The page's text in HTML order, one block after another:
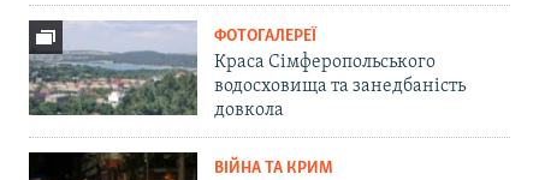
ФОТОГАЛЕРЕЇ
Краса Сімферопольського
водосховища та занедбаність
довкола
ВІЙНА ТА КРИМ